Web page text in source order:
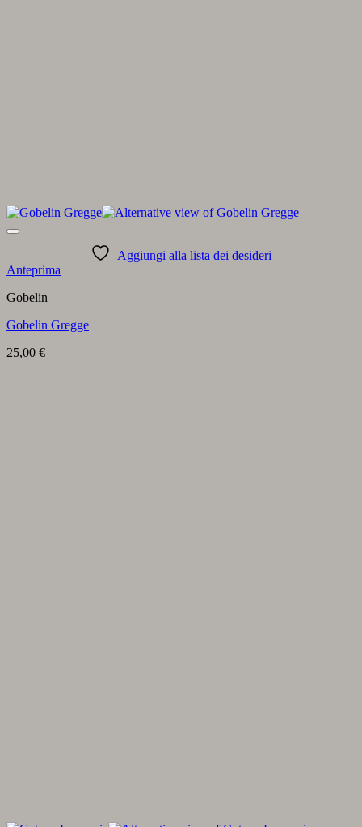
Aggiungi alla lista dei desideri
Anteprima
Gobelin
Gobelin Gregge
25,00 €